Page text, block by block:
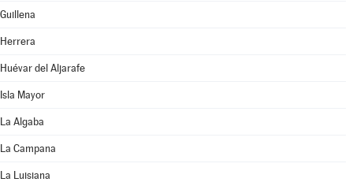
Guillena
Herrera
Huévar del Aljarafe
Isla Mayor
La Algaba
La Campana
La Luisiana